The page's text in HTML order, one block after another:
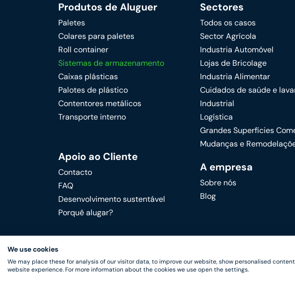
Produtos de Aluguer
Paletes
Colares para paletes
Roll container
Sistemas de armazenamento
Caixas plásticas
Palotes de plástico
Contentores metálicos
Transporte interno
Apoio ao Cliente
Contacto
FAQ
Desenvolvimento sustentável
Porquê alugar?
Sectores
Todos os casos
Sector Agrícola
Industria Automóvel
Lojas de Bricolage
Industria Alimentar
Cuidados de saúde e
Industrial
Logística
Grandes Superfícies
Mudanças e
A empresa
Sobre nós
Blog
Política de privacidade
We use cookies
We may place these for analysis of our visitor data, to improve our website, show personalised
website experience. For more information about the cookies we use open the settings.